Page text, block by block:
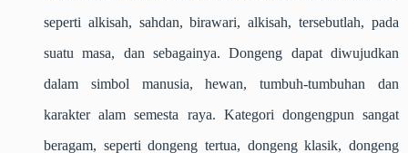
seperti alkisah, sahdan, birawari, alkisah, tersebutlah, pada
suatu masa, dan sebagainya. Dongeng dapat diwujudkan
dalam simbol manusia, hewan, tumbuh-tumbuhan dan
karakter alam semesta raya. Kategori dongengpun sangat
beragam, seperti dongeng tertua, dongeng klasik, dongeng